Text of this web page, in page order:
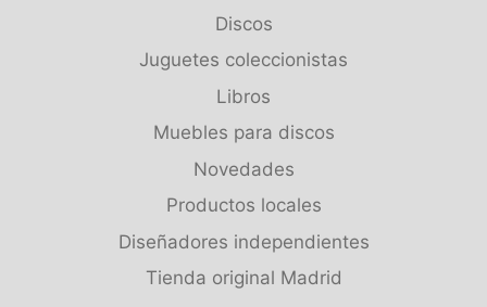
Discos
Juguetes coleccionistas
Libros
Muebles para discos
Novedades
Productos locales
Diseñadores independientes
Tienda original Madrid